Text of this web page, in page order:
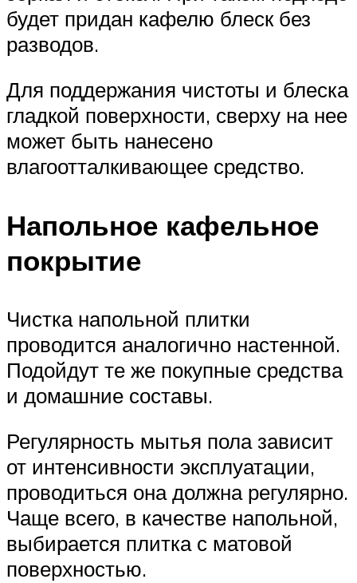
будет придан кафелю блеск без
разводов.
Для поддержания чистоты и блеска
гладкой поверхности, сверху на нее
может быть нанесено
влагоотталкивающее средство.
Напольное кафельное
покрытие
Чистка напольной плитки
проводится аналогично настенной.
Подойдут те же покупные средства
и домашние составы.
Регулярность мытья пола зависит
от интенсивности эксплуатации,
проводиться она должна регулярно.
Чаще всего, в качестве напольной,
выбирается плитка с матовой
поверхностью.